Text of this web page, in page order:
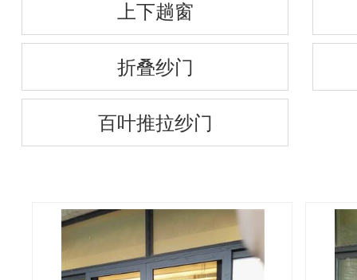
上下趟窗
折叠纱门
百叶推拉纱门
网上订单
销售网络